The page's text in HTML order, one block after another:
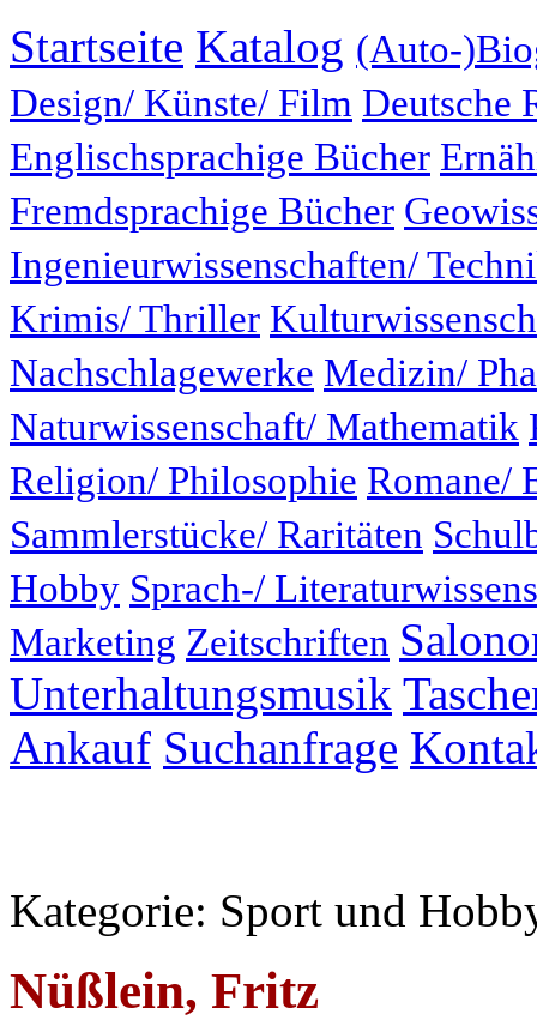
Startseite Katalog (Auto-
Design/ Künste/ Film Deutsche
Englischsprachige Bücher
Fremdsprachige Bücher
Ingenieurwissenschaften/
Krimis/ Thriller
Nachschlagewerke Medizin/
Naturwissenschaft/ Mathematik
Religion/ Philosophie Romane/
Sammlerstücke/ Raritäten
Hobby Sprach-/
Marketing Zeitschriften
Unterhaltungsmusik
Ankauf Suchanfrage
Kategorie: Sport und
Nüßlein, Fritz